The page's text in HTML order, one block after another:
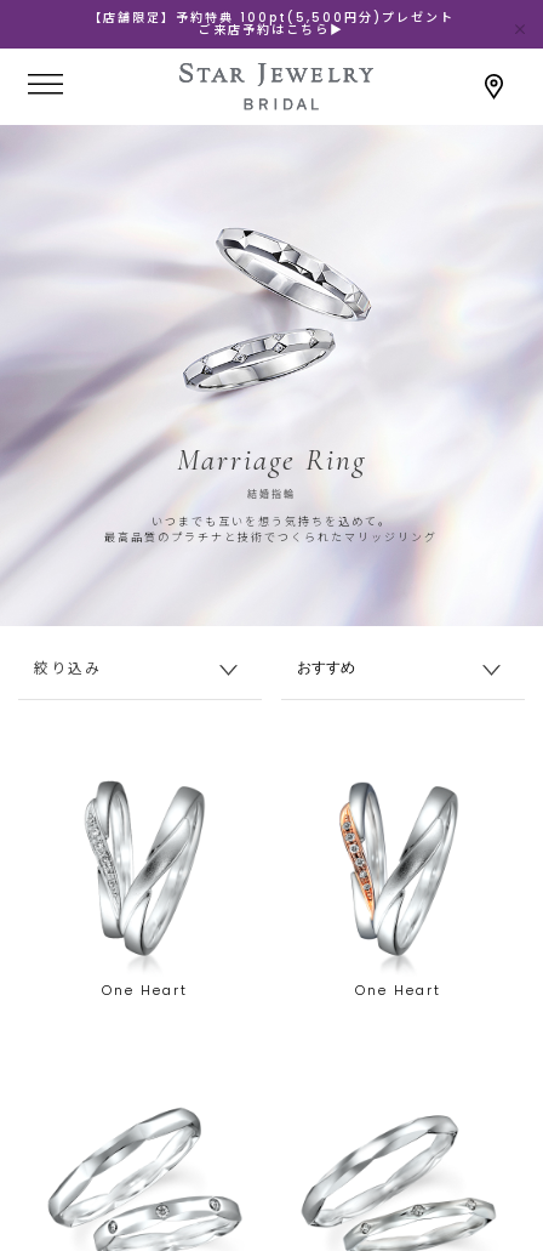
【店舗限定】予約特典 100pt(5,500円分)プレゼント
ご来店予約はこちら▶
Marriage Ring
結婚指輪
いつまでも互いを想う気持ちを込めて。
最高品質のプラチナと技術でつくられたマリッジリング
絞り込み
One Heart One Heart